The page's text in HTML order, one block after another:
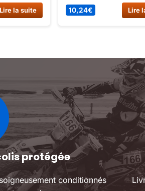
spécial
Lire la suite
classé pièces
bike, spécial freinage-
10,24€ Lire
protégée
conditionnés